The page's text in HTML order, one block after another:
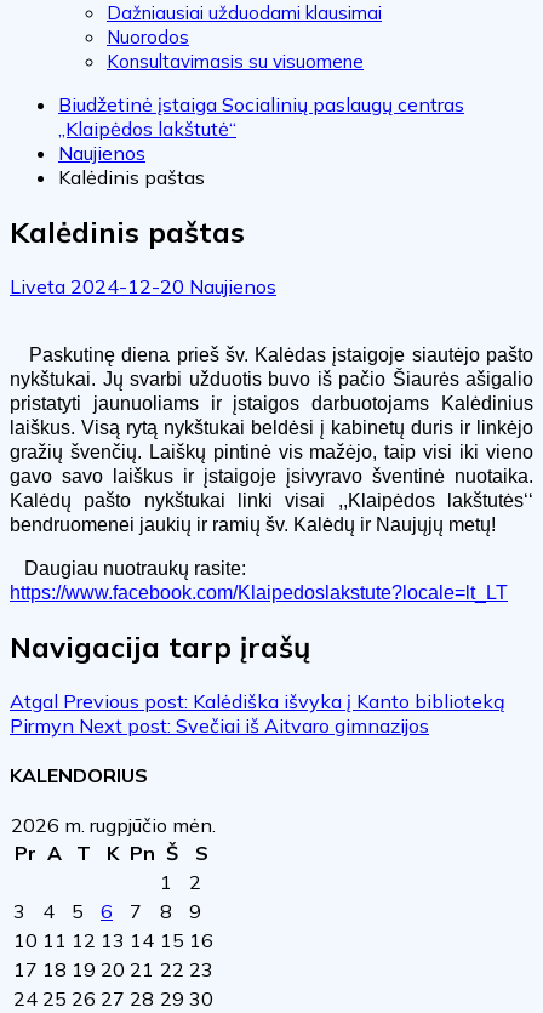
Dažniausiai užduodami klausimai
Nuorodos
Konsultavimasis su visuomene
Biudžetinė įstaiga Socialinių paslaugų centras
„Klaipėdos lakštutė“
Naujienos
Kalėdinis paštas
Kalėdinis paštas
Liveta 2024-12-20 Naujienos
Paskutinę diena prieš šv. Kalėdas įstaigoje siautėjo pašto
nykštukai. Jų svarbi užduotis buvo iš pačio Šiaurės ašigalio
pristatyti jaunuoliams ir įstaigos darbuotojams Kalėdinius
laiškus. Visą rytą nykštukai beldėsi į kabinetų duris ir linkėjo
gražių švenčių. Laiškų pintinė vis mažėjo, taip visi iki vieno
gavo savo laiškus ir įstaigoje įsivyravo šventinė nuotaika.
Kalėdų pašto nykštukai linki visai ,,Klaipėdos lakštutės‘‘
bendruomenei jaukių ir ramių šv. Kalėdų ir Naujųjų metų!
Daugiau nuotraukų rasite:
https://www.facebook.com/Klaipedoslakstute?locale=lt_LT
Navigacija tarp įrašų
Atgal Previous post: Kalėdiška išvyka į Kanto biblioteką
Pirmyn Next post: Svečiai iš Aitvaro gimnazijos
KALENDORIUS
2026 m. rugpjūčio mėn.
Pr A T K Pn Š
S
1
2
3
4 5 6 7 8
9
10 11 12 13 14 15 16
17 18 19 20 21 22 23
24 25 26 27 28 29 30